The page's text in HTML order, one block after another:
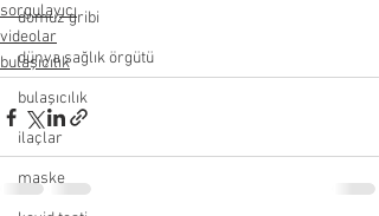
domuz gribi
dünya sağlık örgütü
bulaşıcılık
ilaçlar
maske
sorgulayıcı
videolar
bulaşıcılık